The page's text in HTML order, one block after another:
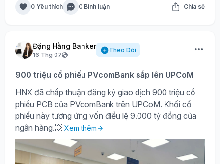
0 Yêu thích 0 Bình luận Chia sẻ
Đặng Hằng Banker
16 Thg 07
Theo Dõi
900 triệu cổ phiếu PVcomBank sắp lên UPCoM
HNX đã chấp thuận đăng ký giao dịch 900 triệu cổ
phiếu PCB của PVcomBank trên UPCoM. Khối cổ
phiếu này tương ứng vốn điều lệ 9.000 tỷ đồng của
ngân hàng.💥 Xem thêm